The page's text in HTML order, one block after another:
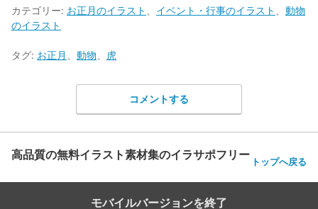
カテゴリー: お正月のイラスト イベント・行事のイラスト
動物
のイラスト
タグ: お正月 動物 虎
コメントする
高品質の無料イラスト素材集のイラサポフリー トップへ戻る
モバイルバージョンを終了